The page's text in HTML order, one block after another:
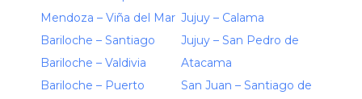
Mendoza – Viña del Mar
Bariloche – Santiago
Bariloche – Valdivia
Bariloche – Puerto
Jujuy – Calama
Jujuy – San Pedro de
Atacama
San Juan – Santiago de